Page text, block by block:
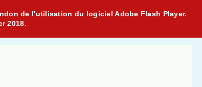
de l'utilisation du logiciel Adobe Flash Player.
2018.